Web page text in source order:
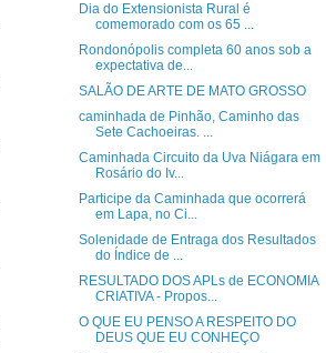
Dia do Extensionista Rural é
comemorado com os 65 ...
Rondonópolis completa 60 anos sob a
expectativa de...
SALÃO DE ARTE DE MATO GROSSO
caminhada de Pinhão, Caminho das
Sete Cachoeiras. ...
Caminhada Circuito da Uva Niágara em
Rosário do Iv...
Participe da Caminhada que ocorrerá
em Lapa, no Ci...
Solenidade de Entraga dos Resultados
do Índice de ...
RESULTADO DOS APLs de ECONOMIA
CRIATIVA - Propos...
O QUE EU PENSO A RESPEITO DO
DEUS QUE EU CONHEÇO